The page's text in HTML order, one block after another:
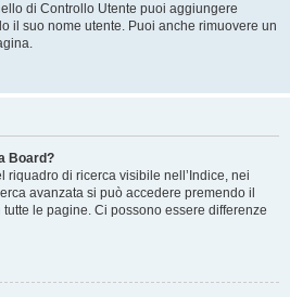
di Controllo Utente puoi aggiungere
il suo nome utente. Puoi anche rimuovere un
Board?
riquadro di ricerca visibile nell’Indice, nei
avanzata si può accedere premendo il
le pagine. Ci possono essere differenze